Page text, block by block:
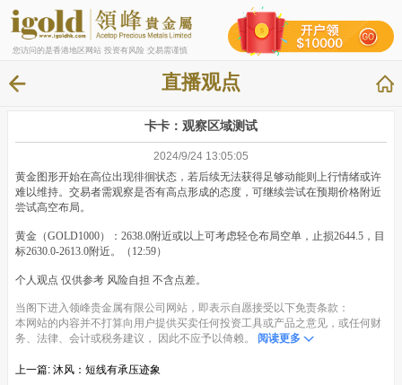
您访问的是香港地区网站 投资有风险 交易需谨慎
直播观点
卡卡：观察区域测试
2024/9/24 13:05:05
黄金图形开始在高位出现徘徊状态，若后续无法获得足够动能则上行情绪或许
难以维持。交易者需观察是否有高点形成的态度，可继续尝试在预期价格附近
尝试高空布局。
黄金（GOLD1000）：2638.0附近或以上可考虑轻仓布局空单，止损2644.5，目
标2630.0-2613.0附近。（12:59）
个人观点 仅供参考 风险自担 不含点差。
当阁下进入领峰贵金属有限公司网站，即表示自愿接受以下免责条款：
本网站的内容并不打算向用户提供买卖任何投资工具或产品之意见，或任何财
务、法律、会计或税务建议， 因此不应予以倚赖。
阅读更多
上一篇: 沐风：短线有承压迹象